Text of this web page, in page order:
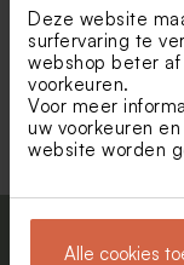
Deze website
surfervaring te
webshop beter
voorkeuren.
Voor meer
uw voorkeuren
website worden
Alle cookies
Leuk snoepzakje
Schrijf je in